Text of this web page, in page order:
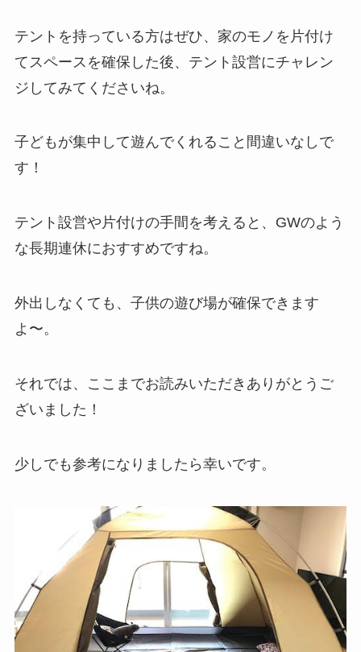
テントを持っている方はぜひ、家のモノを片付け
てスペースを確保した後、テント設営にチャレン
ジしてみてくださいね。
子どもが集中して遊んでくれること間違いなしで
す！
テント設営や片付けの手間を考えると、GWのよう
な長期連休におすすめですね。
外出しなくても、子供の遊び場が確保できます
よ〜。
それでは、ここまでお読みいただきありがとうご
ざいました！
少しでも参考になりましたら幸いです。